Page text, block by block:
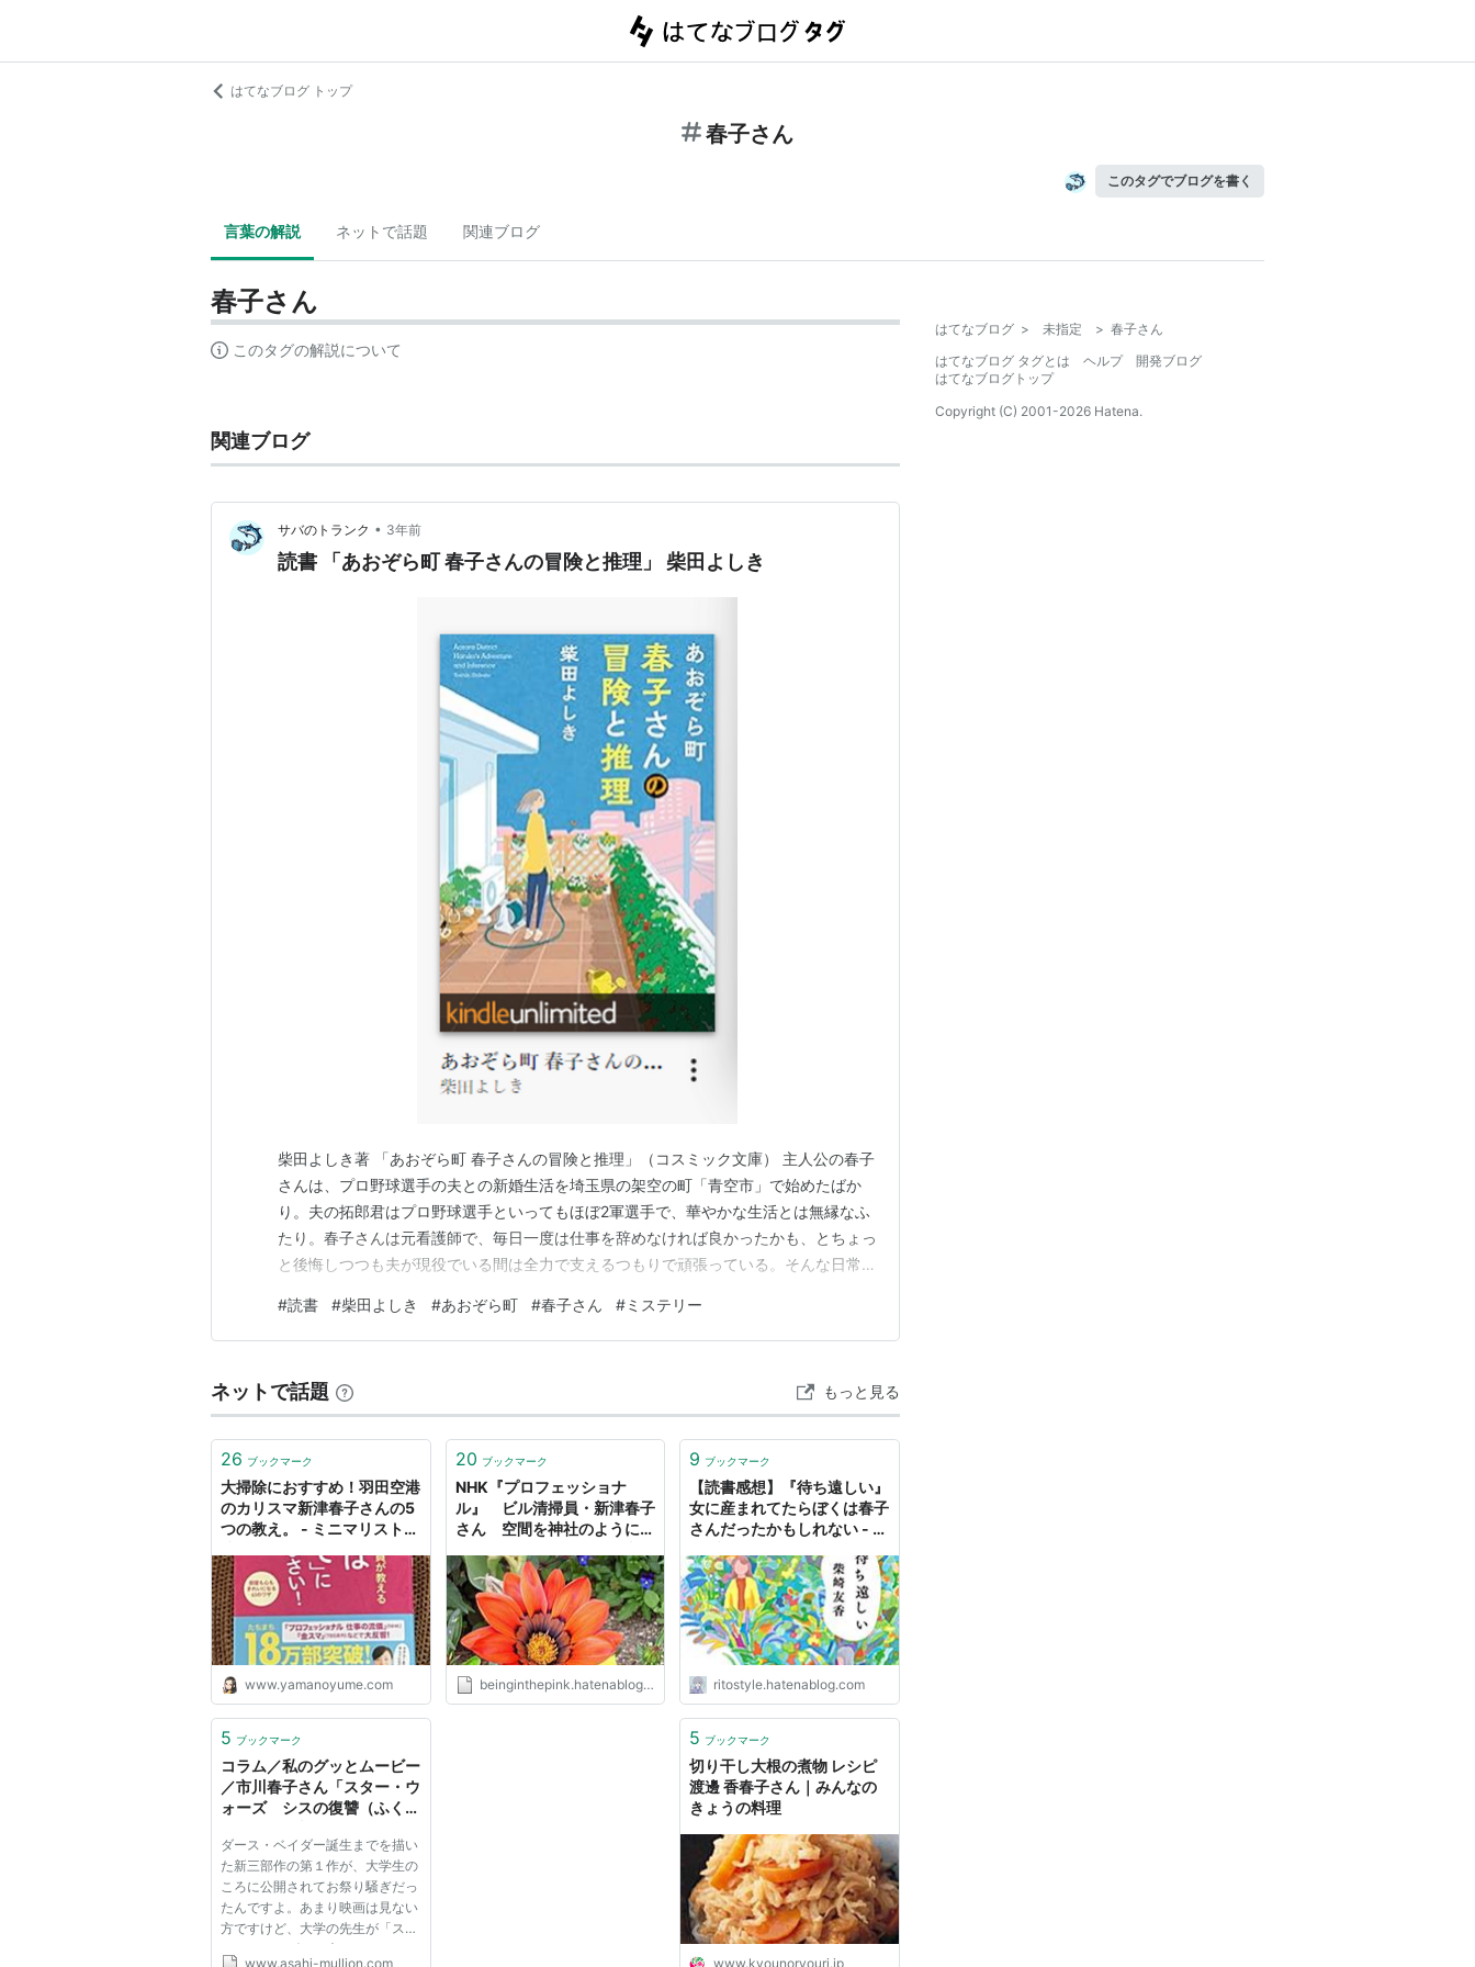
はてなブログ トップ
春子さん
このタグでブログを書く
言葉の解説 ネットで話題 関連ブログ
春子さん
このタグの解説について
関連ブログ
サバのトランク • 3年前
読書 「あおぞら町 春子さんの冒険と推理」 柴田よしき
柴田よしき著 「あおぞら町 春子さんの冒険と推理」（コスミック文庫） 主人公の春子
さんは、プロ野球選手の夫との新婚生活を埼玉県の架空の町「青空市」で始めたばか
り。夫の拓郎君はプロ野球選手といってもほぼ2軍選手で、華やかな生活とは無縁なふ
たり。春子さんは元看護師で、毎日一度は仕事を辞めなければ良かったかも、とちょっ
と後悔しつつも夫が現役でいる間は全力で支えるつもりで頑張っている。そんな日常に
ていくという ”連作ミステリー”です。 柴田よしき氏といえば、鮮烈なデビューを飾っ
た 1995年の横溝正史賞受賞作「RIKO - …
#読書 #柴田よしき #あおぞら町 #春子さん #ミステリー
ネットで話題 もっと見る
26 ブックマーク
大掃除におすすめ！羽田空港
のカリスマ新津春子さんの5
つの教え。 - ミニマリスト三
www.yamanoyume.com
20 ブックマーク
NHK『プロフェッショナ
ル』 ビル清掃員・新津春子
さん 空間を神社のように清
記
beinginthepink.hatenablog.com
9 ブックマーク
【読書感想】『待ち遠しい』
女に産まれてたらぼくは春子
さんだったかもしれない - り
ritostyle.hatenablog.com
5 ブックマーク
コラム／私のグッとムービー
／市川春子さん「スター・ウ
ォーズ シスの復讐（ふくし
ム－
ダース・ベイダー誕生までを描い
た新三部作の第１作が、大学生の
ころに公開されてお祭り騒ぎだっ
たんですよ。あまり映画は見ない
方ですけど、大学の先生が「スタ
ー・ウォーズ」の大ファンだった
www.asahi-mullion.com
5 ブックマーク
切り干し大根の煮物 レシピ
渡邊 香春子さん｜みんなの
きょうの料理
www.kyounoryouri.jp
はてなブログ > 未指定 > 春子さん
はてなブログ タグとは
ヘルプ
開発ブログ
はてなブログトップ
Copyright (C) 2001-2026 Hatena.